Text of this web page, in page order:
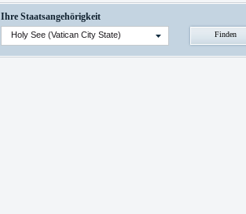
Ihre Staatsangehörigkeit
Holy See (Vatican City State)